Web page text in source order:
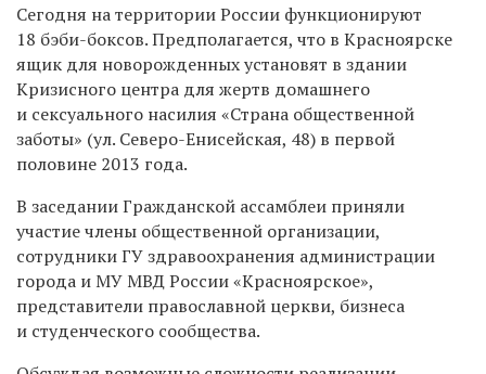
Сегодня на территории России функционируют
18 бэби-боксов. Предполагается, что в Красноярске
ящик для новорожденных установят в здании
Кризисного центра для жертв домашнего
и сексуального насилия «Страна общественной
заботы» (ул. Северо-Енисейская, 48) в первой
половине 2013 года.
В заседании Гражданской ассамблеи приняли
участие члены общественной организации,
сотрудники ГУ здравоохранения администрации
города и МУ МВД России «Красноярское»,
представители православной церкви, бизнеса
и студенческого сообщества.